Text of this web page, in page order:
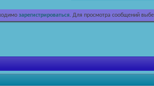
зарегистрироваться. Для просмотра сообщений